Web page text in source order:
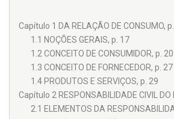
Capítulo 1 DA RELAÇÃO DE CONSUMO,
1.1 NOÇÕES GERAIS, p. 17
1.2 CONCEITO DE CONSUMIDOR, p. 20
1.3 CONCEITO DE FORNECEDOR, p. 27
1.4 PRODUTOS E SERVIÇOS, p. 29
Capítulo 2 RESPONSABILIDADE CIVIL DO
2.1 ELEMENTOS DA